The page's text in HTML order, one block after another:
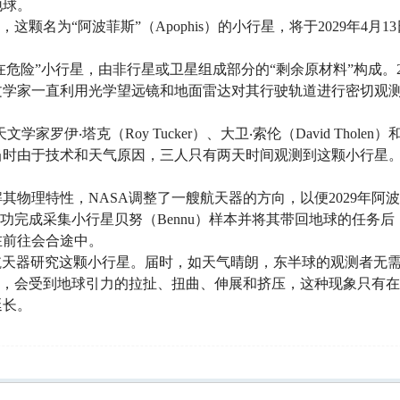
。
这颗名为“阿波菲斯”（Apophis）的小行星，将于2029年4月
险”小行星，由非行星或卫星组成部分的“剩余原材料”构成
家一直利用光学望远镜和地面雷达对其行驶轨道进行密切
学家罗伊‧塔克（Roy Tucker）、大卫‧索伦（David Tholen
由于技术和天气原因，三人只有两天时间观测到这颗小行星
物理特性，NASA调整了一艘航天器的方向，以便2029年阿
完成采集小行星贝努（Bennu）样本并将其带回地球的任务
往会合途中。
器研究这颗小行星。届时，如天气晴朗，东半球的观测者无
会受到地球引力的拉扯、扭曲、伸展和挤压，这种现象只有
。